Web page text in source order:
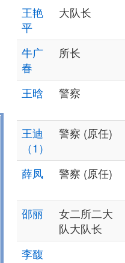
王艳
平
大队长
牛广
春
所长
王晗
警察
王迪
（1）
警察 (原任)
薛凤
警察 (原任)
邵丽
女二所二大
队大队长
李馥